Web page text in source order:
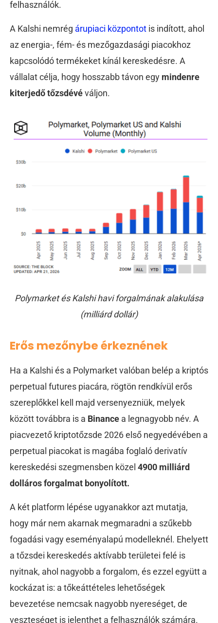
felhasználók.
A Kalshi nemrég árupiaci központot is indított, ahol
az energia-, fém- és mezőgazdasági piacokhoz
kapcsolódó termékeket kínál kereskedésre. A
vállalat célja, hogy hosszabb távon egy mindenre
kiterjedő tőzsdévéváljon.
Polymarket és Kalshi havi forgalmának alakulása
(milliárd dollár)
Erős mezőnybe érkeznének
Ha a Kalshi és a Polymarket valóban belép a kriptós
perpetual futures piacára, rögtön rendkívül erős
szereplőkkel kell majd versenyezniük, melyek
között továbbra is a Binance a legnagyobb név. A
piacvezető kriptotőzsde 2026 első negyedévében a
perpetual piacokat is magába foglaló derivatív
kereskedési szegmensben közel 4900 milliárd
dolláros forgalmat bonyolított.
A két platform lépése ugyanakkor azt mutatja,
hogy már nem akarnak megmaradni a szűkebb
fogadási vagy eseményalapú modelleknél. Ehelyett
a tőzsdei kereskedés aktívabb területei felé is
nyitnak, ahol nagyobb a forgalom, és ezzel együtt a
kockázat is: a tőkeáttételes lehetőségek
bevezetése nemcsak nagyobb nyereséget, de
veszteséget is jelenthet a felhasználók számára.